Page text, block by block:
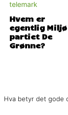
Hvem er
egentlig Miljø
partiet De
Grønne?
Hva betyr det gode